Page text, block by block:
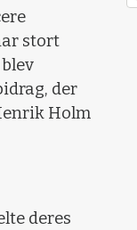
stort
der
Holm
deres